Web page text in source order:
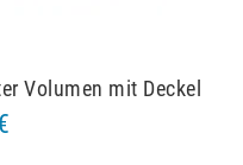
Volumen mit Deckel